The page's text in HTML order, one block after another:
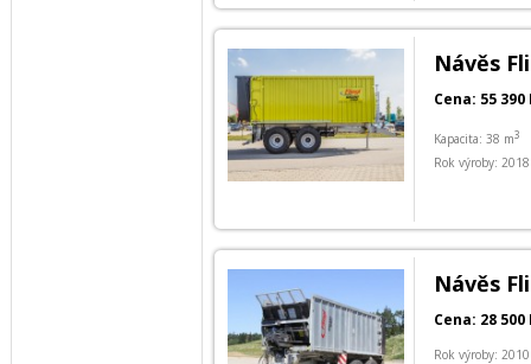
Návěs
Cena: 55 390
Kapacita: 38 m3
Rok výroby: 2018
Návěs
Cena: 28 500
Rok výroby: 2010